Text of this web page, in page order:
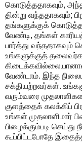
கொடுத்ததாகவும்,
தின்று வந்ததாகவும்;
தங்களுக்குக்
வேண்டி, தங்கள்
பார்த்து வந்ததாகவும்
உங்களுக்குத்
வேண்டாம். இந்த
சக்தியற்றவர்கள்.
வரும்வரை
குளத்தைக் கலக்கிப்
உங்கள் முதலாளிமார்
பிழைக்கும்படி
கூப்பிட்டபோதே